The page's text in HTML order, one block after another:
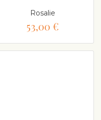
Rosalie
53,00 €